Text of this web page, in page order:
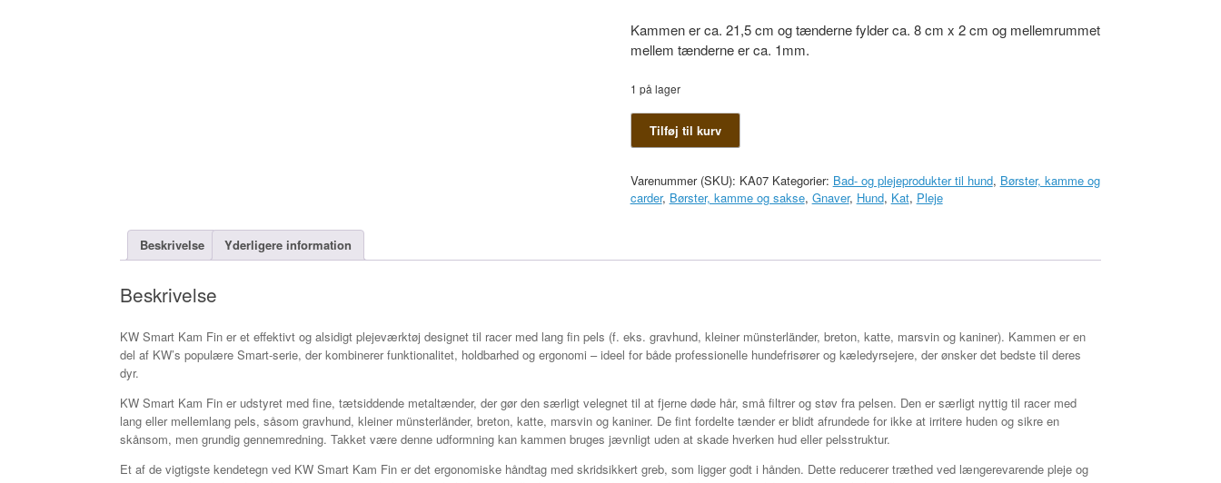
Kammen er ca. 21,5 cm og tænderne fylder ca. 8 cm x 2 cm og mellemrummet
mellem tænderne er ca. 1mm.
1 på lager
KW
Smart
antal
Tilføj til kurv
Varenummer (SKU): KA07 Kategorier: Bad- og plejeprodukter til hund, Børster, kamme og
carder, Børster, kamme og sakse, Gnaver, Hund, Kat, Pleje
Beskrivelse Yderligere information
Beskrivelse
KW Smart Kam Fin er et effektivt og alsidigt plejeværktøj designet til racer med lang fin pels (f. eks. gravhund, kleiner münsterländer, breton, katte, marsvin og kaniner). Kammen er en
del af KW’s populære Smart-serie, der kombinerer funktionalitet, holdbarhed og ergonomi – ideel for både professionelle hundefrisører og kæledyrsejere, der ønsker det bedste til deres
dyr.
KW Smart Kam Fin er udstyret med fine, tætsiddende metaltænder, der gør den særligt velegnet til at fjerne døde hår, små filtrer og støv fra pelsen. Den er særligt nyttig til racer med
lang eller mellemlang pels, såsom gravhund, kleiner münsterländer, breton, katte, marsvin og kaniner. De fint fordelte tænder er blidt afrundede for ikke at irritere huden og sikre en
skånsom, men grundig gennemredning. Takket være denne udformning kan kammen bruges jævnligt uden at skade hverken hud eller pelsstruktur.
Et af de vigtigste kendetegn ved KW Smart Kam Fin er det ergonomiske håndtag med skridsikkert greb, som ligger godt i hånden. Dette reducerer træthed ved længerevarende pleje og